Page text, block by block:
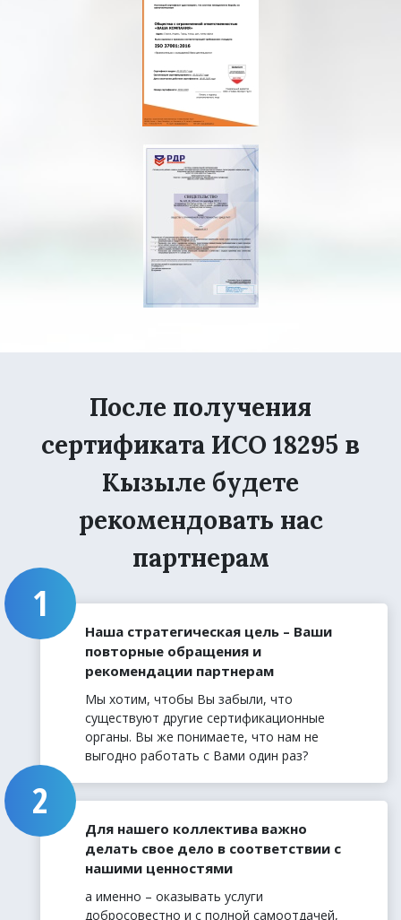
После получения
сертификата ИСО 18295 в
Кызыле будете
рекомендовать нас
партнерам
Наша стратегическая цель – Ваши
повторные обращения и
рекомендации партнерам
Мы хотим, чтобы Вы забыли, что
существуют другие сертификационные
органы. Вы же понимаете, что нам не
выгодно работать с Вами один раз?
Для нашего коллектива важно
делать свое дело в соответствии с
нашими ценностями
а именно – оказывать услуги
добросовестно и с полной самоотдачей,